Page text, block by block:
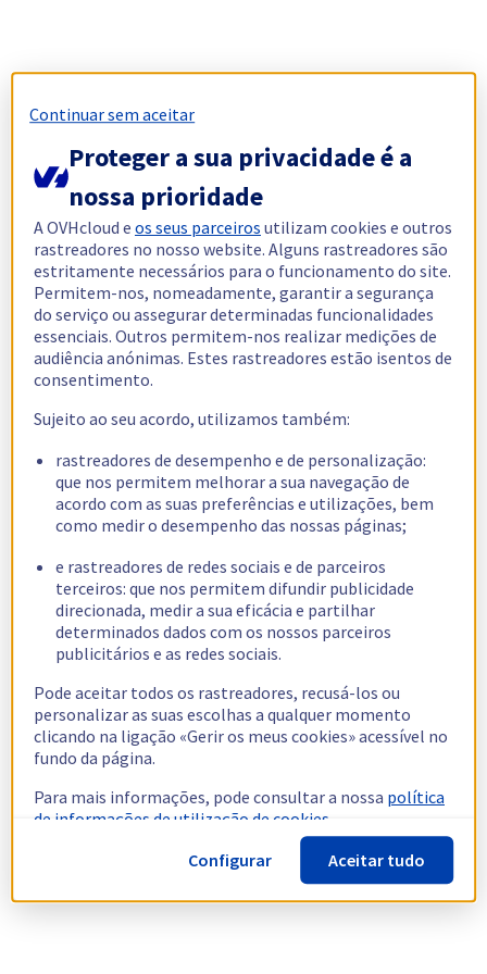
Continuar sem aceitar
Proteger a sua privacidade é a
nossa prioridade
A OVHcloud eos seus parceiros utilizam cookies e outros
rastreadores no nosso website. Alguns rastreadores são
estritamente necessários para o funcionamento do site.
Permitem-nos, nomeadamente, garantir a segurança
do serviço ou assegurar determinadas funcionalidades
essenciais. Outros permitem-nos realizar medições de
audiência anónimas. Estes rastreadores estão isentos de
consentimento.
Sujeito ao seu acordo, utilizamos também:
rastreadores de desempenho e de personalização:
que nos permitem melhorar a sua navegação de
acordo com as suas preferências e utilizações, bem
como medir o desempenho das nossas páginas;
e rastreadores de redes sociais e de parceiros
terceiros: que nos permitem difundir publicidade
direcionada, medir a sua eficácia e partilhar
determinados dados com os nossos parceiros
publicitários e as redes sociais.
Pode aceitar todos os rastreadores, recusá-los ou
personalizar as suas escolhas a qualquer momento
clicando na ligação «Gerir os meus cookies» acessível no
fundo da página.
Para mais informações, pode consultar a nossa política
de informações de utilização de cookies.
Configurar
Aceitar tudo